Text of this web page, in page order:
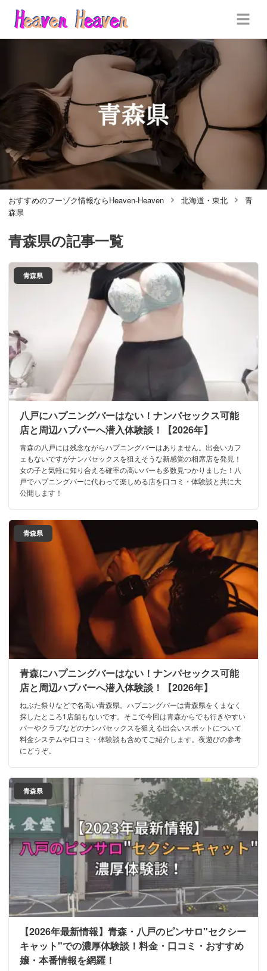
おすすめのフーゾク情報ならHeaven-Heaven 北海道・東北
青
森県
青森県の記事一覧
青森県
八戸にハプニングバーはない！ナンパセックス可能
店と周辺ハプバーへ潜入体験談！【2026年】
青森の八戸には残念ながらハプニングバーはありません。出会いカフ
ェもないですがナンパセックスを狙えそうな新感覚の相席店を発見！
女の子と気軽に知り合える確率の高いバーも多数見つかりました！八
戸でハプニングバーに代わって楽しめる店を口コミ・体験談と共に大
公開します！
青森県
青森にハプニングバーはない！ナンパセックス可能
店と周辺ハプバーへ潜入体験談！【2026年】
ねぶた祭りなどで名高い青森県。ハプニングバーは青森県をくまなく
探したところ1店舗もないです。そこで今回は青森からでも行きやすい
バーやクラブなどのナンパセックスを狙える出会いスポットについて
料金システムや口コミ・体験談も含めてご紹介します。夜遊びの参考
にどうぞ。
青森県
【2026年最新情報】青森・八戸のピンサロ"セクシー
キャット"での濃厚体験談！料金・口コミ・おすすめ
嬢・本番情報を網羅！